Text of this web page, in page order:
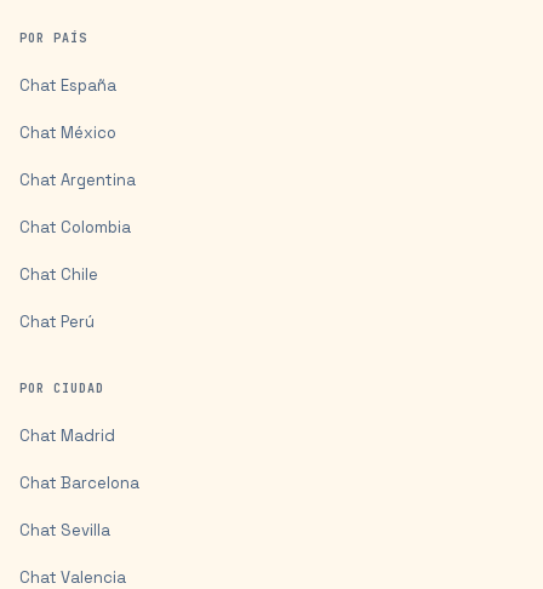
POR PAÍS
Chat España
Chat México
Chat Argentina
Chat Colombia
Chat Chile
Chat Perú
POR CIUDAD
Chat Madrid
Chat Barcelona
Chat Sevilla
Chat Valencia